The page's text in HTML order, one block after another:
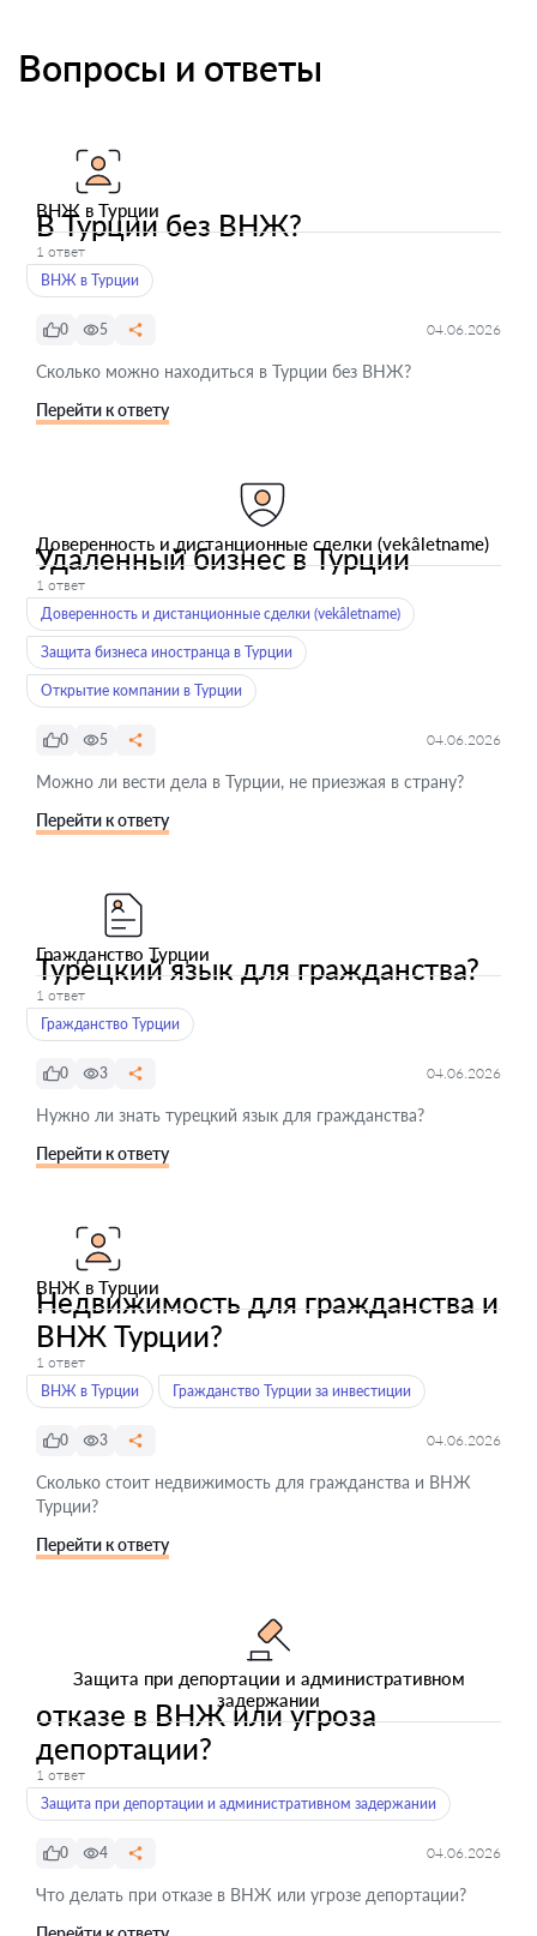
Вопросы и ответы
ВНЖ в Турции
В Турции без ВНЖ?
1 ответ
ВНЖ в Турции
0 5 04.06.2026
Сколько можно находиться в Турции без ВНЖ?
Перейти к ответу
Доверенность и дистанционные сделки (vekâletname)
Удаленный бизнес в Турции
1 ответ
Доверенность и дистанционные сделки (vekâletname)
Защита бизнеса иностранца в Турции
Открытие компании в Турции
0 5 04.06.2026
Можно ли вести дела в Турции, не приезжая в страну?
Перейти к ответу
Гражданство Турции
Турецкий язык для гражданства?
1 ответ
Гражданство Турции
0 3 04.06.2026
Нужно ли знать турецкий язык для гражданства?
Перейти к ответу
ВНЖ в Турции
Недвижимость для гражданства и
ВНЖ Турции?
1 ответ
ВНЖ в Турции
Гражданство Турции за инвестиции
0 3 04.06.2026
Сколько стоит недвижимость для гражданства и ВНЖ
Турции?
Перейти к ответу
Защита при депортации и административном
задержании
отказе в ВНЖ или угроза
депортации?
1 ответ
Защита при депортации и административном задержании
0 4 04.06.2026
Что делать при отказе в ВНЖ или угрозе депортации?